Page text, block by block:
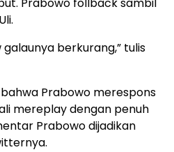
Prabowo follback sambil
berkurang,” tulis
Prabowo merespons
mereplay dengan penuh
Prabowo dijadikan